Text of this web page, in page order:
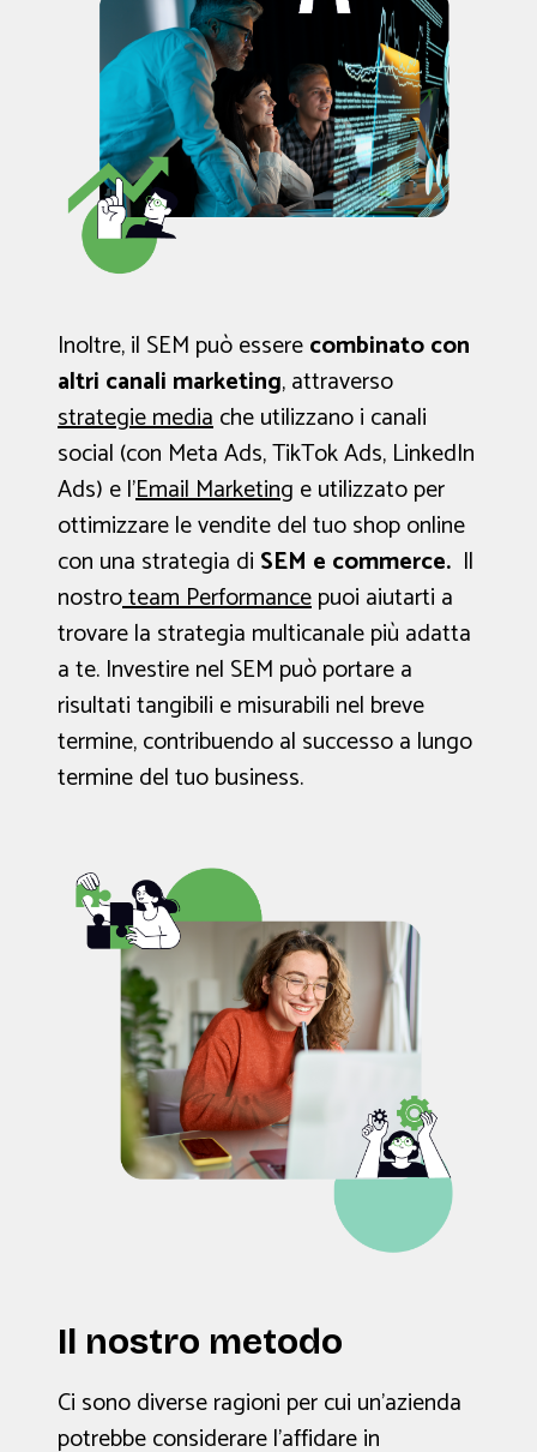
Inoltre, il SEM può esserecombinato con
altri canali marketing, attraverso
strategie mediache utilizzano i canali
social (con Meta Ads, TikTok Ads, LinkedIn
Ads) e l’Email Marketing e utilizzato per
ottimizzare le vendite del tuo shop online
con una strategia di SEM e commerce. Il
nostroteam Performancepuoi aiutarti a
trovare la strategia multicanale più adatta
a te. Investire nel SEM può portare a
risultati tangibili e misurabili nel breve
termine, contribuendo al successo a lungo
termine del tuo business.
Il nostro metodo
Ci sono diverse ragioni per cui un'azienda
potrebbe considerare l'affidare in